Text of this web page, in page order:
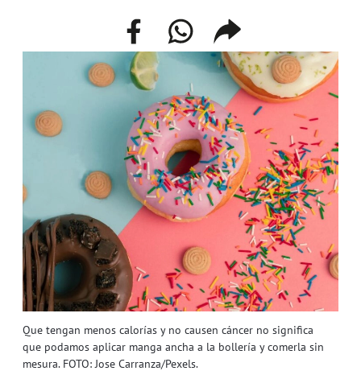
Que tengan menos calorías y no causen cáncer no significa
que podamos aplicar manga ancha a la bollería y comerla sin
mesura. FOTO: Jose Carranza/Pexels.
facebookwhatsappcompartir
enlace